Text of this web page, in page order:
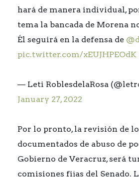
hará de manera individual,
tema la bancada de Morena
Él seguirá en la defensa de
pic.twitter.com/xEUJHPEOdK
— Leti RoblesdelaRosa
January 27, 2022
Por lo pronto, la revisión de
documentados de abuso de
Gobierno de Veracruz, será
comisiones fijas del Senado.